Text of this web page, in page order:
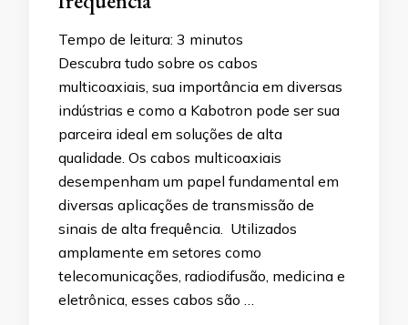
Tempo de leitura: 3 minutos
Descubra tudo sobre os cabos
multicoaxiais, sua importância em diversas
indústrias e como a Kabotron pode ser sua
parceira ideal em soluções de alta
qualidade. Os cabos multicoaxiais
desempenham um papel fundamental em
diversas aplicações de transmissão de
sinais de alta frequência. Utilizados
amplamente em setores como
telecomunicações, radiodifusão, medicina e
eletrônica, esses cabos são …